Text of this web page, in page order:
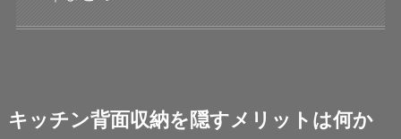
キッチン背面収納を隠すメリットは何か